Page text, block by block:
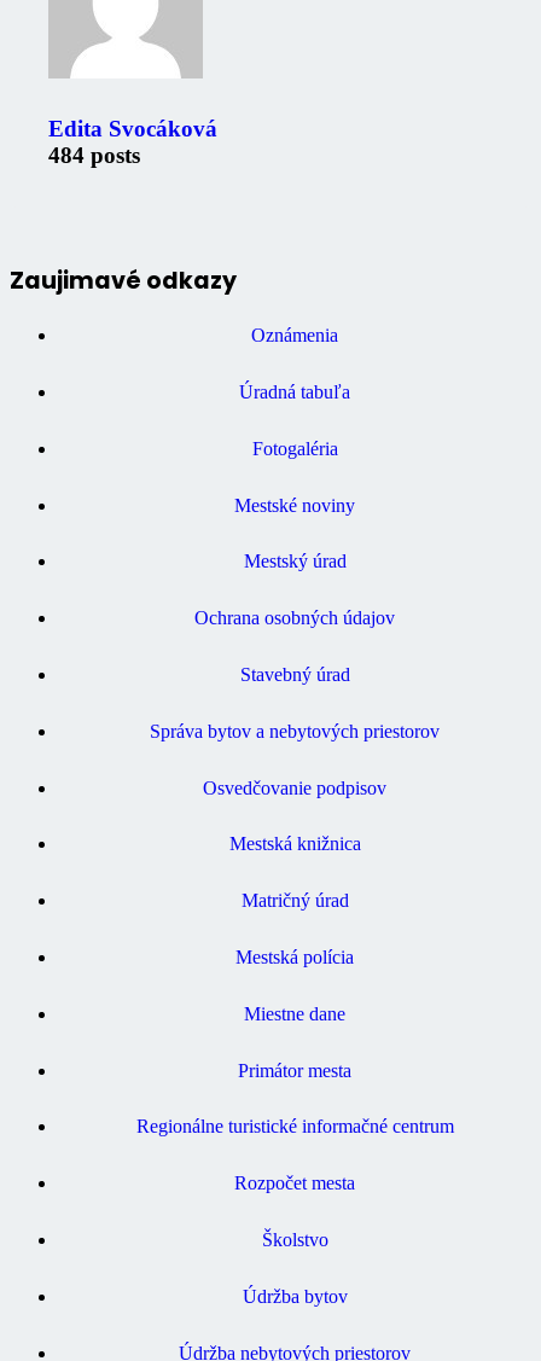
Edita Svocáková
484 posts
Zaujimavé odkazy
Oznámenia
Úradná tabuľa
Fotogaléria
Mestské noviny
Mestský úrad
Ochrana osobných údajov
Stavebný úrad
Správa bytov a nebytových priestorov
Osvedčovanie podpisov
Mestská knižnica
Matričný úrad
Mestská polícia
Miestne dane
Primátor mesta
Regionálne turistické informačné centrum
Rozpočet mesta
Školstvo
Údržba bytov
Údržba nebytových priestorov